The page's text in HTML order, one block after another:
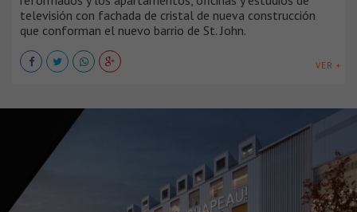
televisión con fachada de cristal de nueva construcción
que conforman el nuevo barrio de St. John.
VER +